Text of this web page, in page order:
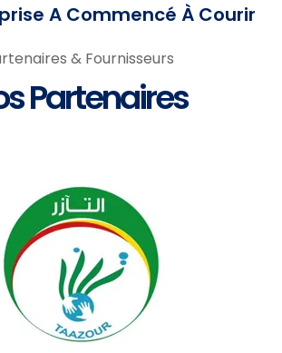
A Commencé À Courir
& Fournisseurs
Partenaires